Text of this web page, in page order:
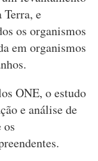
Terra, e
os organismos
em organismos
ONE, o estudo
e análise de
os